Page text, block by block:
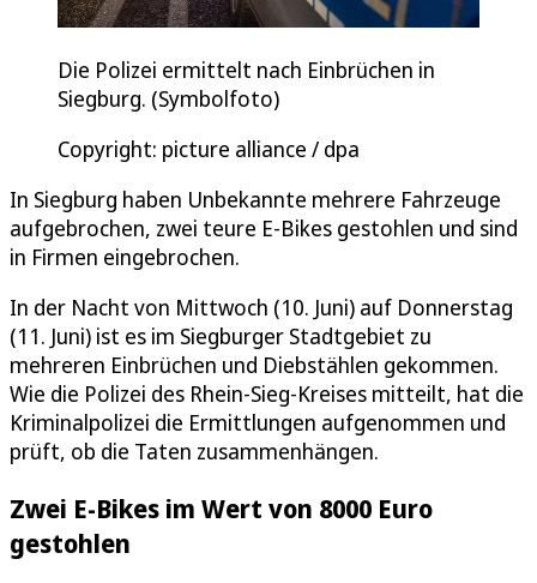
Die Polizei ermittelt nach Einbrüchen in
Siegburg. (Symbolfoto)
Copyright: picture alliance / dpa
In Siegburg haben Unbekannte mehrere Fahrzeuge
aufgebrochen, zwei teure E-Bikes gestohlen und sind
in Firmen eingebrochen.
In der Nacht von Mittwoch (10. Juni) auf Donnerstag
(11. Juni) ist es im Siegburger Stadtgebiet zu
mehreren Einbrüchen und Diebstählen gekommen.
Wie die Polizei des Rhein-Sieg-Kreises mitteilt, hat die
Kriminalpolizei die Ermittlungen aufgenommen und
prüft, ob die Taten zusammenhängen.
Zwei E-Bikes im Wert von 8000 Euro
gestohlen